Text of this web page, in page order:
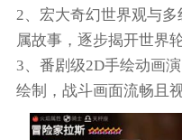
2、宏大奇幻世界观与
属故事，逐步揭开世界
3、番剧级2D手绘动画
绘制，战斗画面流畅且